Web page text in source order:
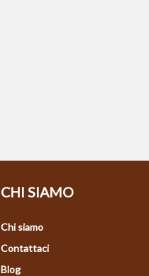
CHI SIAMO
Chi siamo
Contattaci
Blog